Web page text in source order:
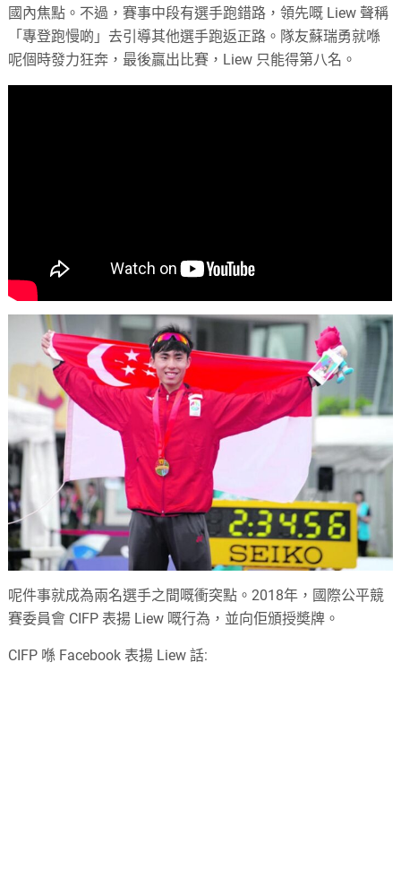
國內焦點。不過，賽事中段有選手跑錯路，領先嘅 Liew 聲稱
「專登跑慢啲」去引導其他選手跑返正路。隊友蘇瑞勇就喺
呢個時發力狂奔，最後贏出比賽，Liew 只能得第八名。
呢件事就成為兩名選手之間嘅衝突點。2018年，國際公平競
賽委員會 CIFP 表揚 Liew 嘅行為，並向佢頒授奬牌。
CIFP 喺 Facebook 表揚 Liew 話: